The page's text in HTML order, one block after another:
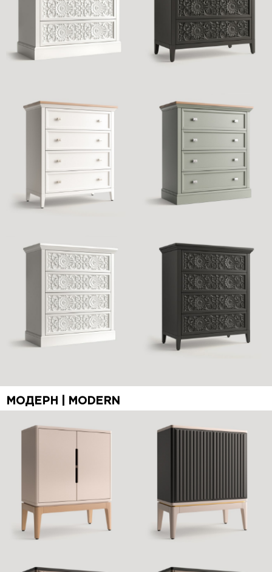
МОДЕРН | MODERN